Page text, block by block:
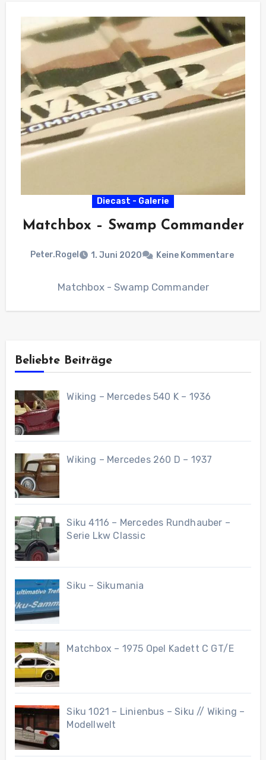
Diecast - Galerie
Matchbox – Swamp Commander
Peter.Rogel 1. Juni 2020 Keine Kommentare
Matchbox - Swamp Commander
Beliebte Beiträge
Wiking – Mercedes 540 K – 1936
Wiking – Mercedes 260 D – 1937
Siku 4116 – Mercedes Rundhauber –
Serie Lkw Classic
Siku – Sikumania
Matchbox – 1975 Opel Kadett C GT/E
Siku 1021 – Linienbus – Siku // Wiking –
Modellwelt